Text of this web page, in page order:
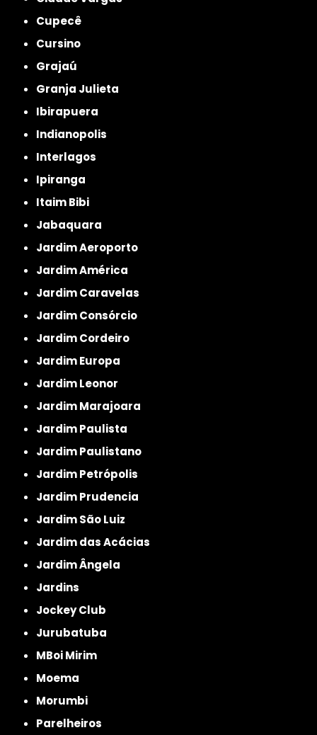
Cupecê
Cursino
Grajaú
Granja Julieta
Ibirapuera
Indianopolis
Interlagos
Ipiranga
Itaim Bibi
Jabaquara
Jardim Aeroporto
Jardim América
Jardim Caravelas
Jardim Consórcio
Jardim Cordeiro
Jardim Europa
Jardim Leonor
Jardim Marajoara
Jardim Paulista
Jardim Paulistano
Jardim Petrópolis
Jardim Prudencia
Jardim São Luiz
Jardim das Acácias
Jardim Ângela
Jardins
Jockey Club
Jurubatuba
MBoi Mirim
Moema
Morumbi
Parelheiros